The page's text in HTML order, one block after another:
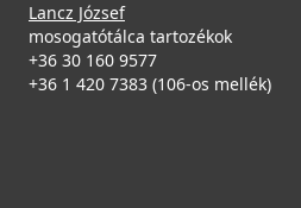
Lancz József
mosogatótálca tartozékok
+36 30 160 9577
+36 1 420 7383 (106-os mellék)